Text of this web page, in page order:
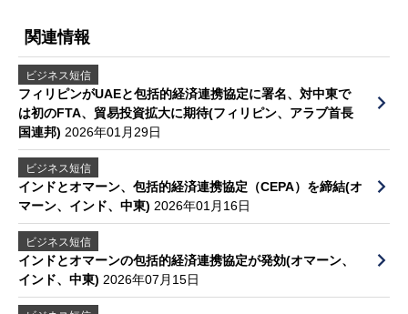
関連情報
ビジネス短信
フィリピンがUAEと包括的経済連携協定に署名、対中東で
は初のFTA、貿易投資拡大に期待(フィリピン、アラブ首長
国連邦) 2026年01月29日
ビジネス短信
インドとオマーン、包括的経済連携協定（CEPA）を締結(オ
マーン、インド、中東) 2026年01月16日
ビジネス短信
インドとオマーンの包括的経済連携協定が発効(オマーン、
インド、中東) 2026年07月15日